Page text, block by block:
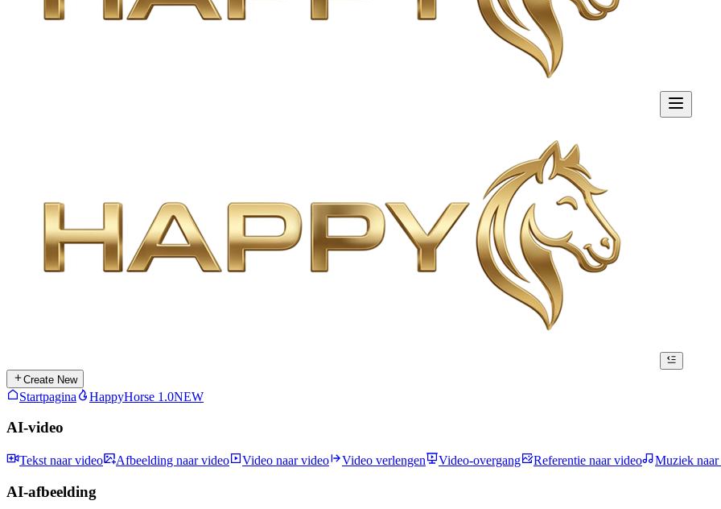
Create New
Startpagina HappyHorse 1.0NEW
AI-video
Tekst naar video Afbeelding naar video Video naar video Video verlengen Video-overgang Referentie naar video Muziek
AI-afbeelding